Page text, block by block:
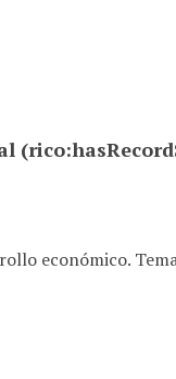
económico.